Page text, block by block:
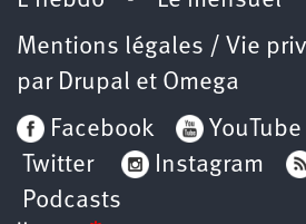
Mentions légales / Vie
par Drupal et Omega
Facebook
YouTube
Twitter
Instagram
Podcasts